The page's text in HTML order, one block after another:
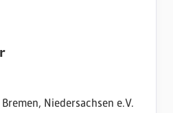
Niedersachsen e.V.